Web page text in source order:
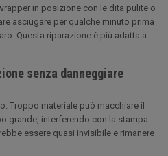
in posizione con le dita pulite o
asciugare per qualche minuto prima
Questa riparazione è più adatta a
senza danneggiare
Troppo materiale può macchiare il
grande, interferendo con la stampa.
essere quasi invisibile e rimanere